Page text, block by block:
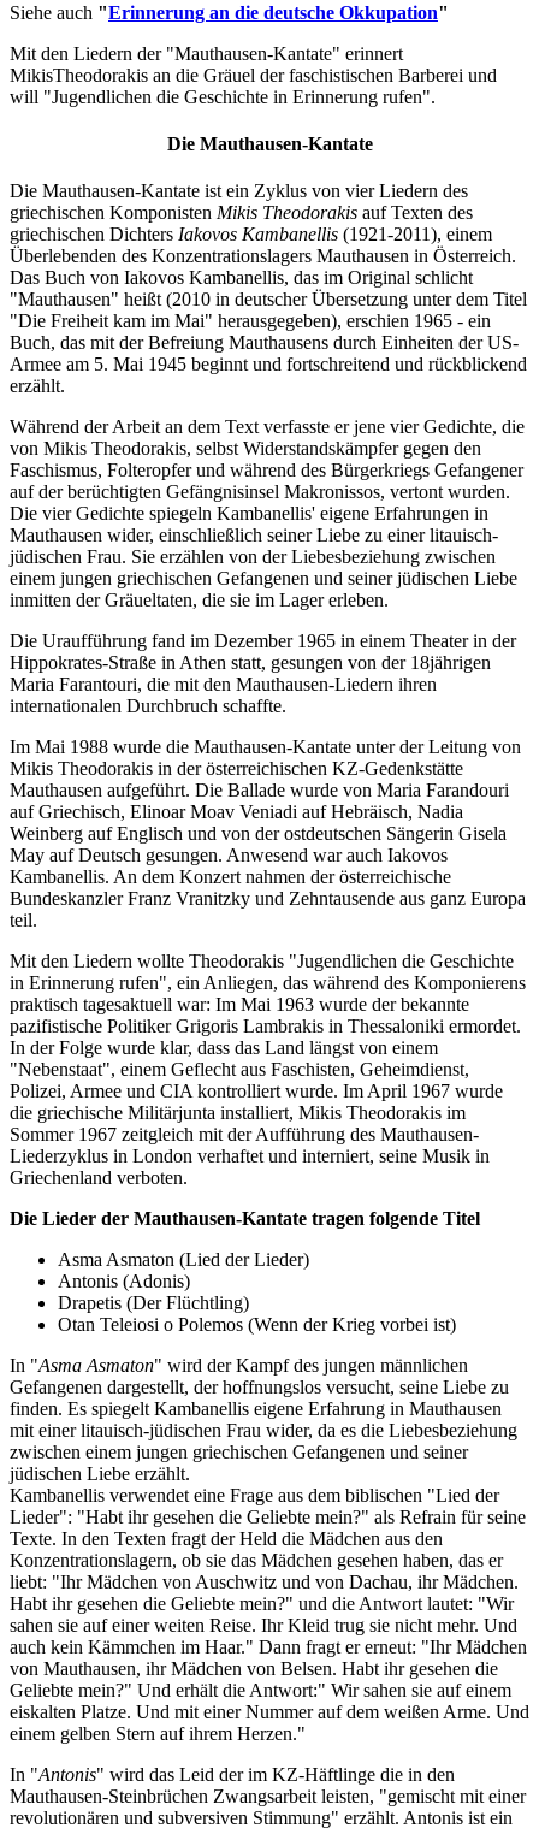
Siehe auch "Erinnerung an die deutsche Okkupation"
Mit den Liedern der "Mauthausen-Kantate" erinnert
MikisTheodorakis an die Gräuel der faschistischen Barberei und
will "Jugendlichen die Geschichte in Erinnerung rufen".
Die Mauthausen-Kantate
Die Mauthausen-Kantate ist ein Zyklus von vier Liedern des
griechischen Komponisten Mikis Theodorakis auf Texten des
griechischen Dichters Iakovos Kambanellis (1921-2011), einem
Überlebenden des Konzentrationslagers Mauthausen in Österreich.
Das Buch von Iakovos Kambanellis, das im Original schlicht
"Mauthausen" heißt (2010 in deutscher Übersetzung unter dem Titel
"Die Freiheit kam im Mai" herausgegeben), erschien 1965 - ein
Buch, das mit der Befreiung Mauthausens durch Einheiten der US-
Armee am 5. Mai 1945 beginnt und fortschreitend und rückblickend
erzählt.
Während der Arbeit an dem Text verfasste er jene vier Gedichte, die
von Mikis Theodorakis, selbst Widerstandskämpfer gegen den
Faschismus, Folteropfer und während des Bürgerkriegs Gefangener
auf der berüchtigten Gefängnisinsel Makronissos, vertont wurden.
Die vier Gedichte spiegeln Kambanellis' eigene Erfahrungen in
Mauthausen wider, einschließlich seiner Liebe zu einer litauisch-
jüdischen Frau. Sie erzählen von der Liebesbeziehung zwischen
einem jungen griechischen Gefangenen und seiner jüdischen Liebe
inmitten der Gräueltaten, die sie im Lager erleben.
Die Uraufführung fand im Dezember 1965 in einem Theater in der
Hippokrates-Straße in Athen statt, gesungen von der 18jährigen
Maria Farantouri, die mit den Mauthausen-Liedern ihren
internationalen Durchbruch schaffte.
Im Mai 1988 wurde die Mauthausen-Kantate unter der Leitung von
Mikis Theodorakis in der österreichischen KZ-Gedenkstätte
Mauthausen aufgeführt. Die Ballade wurde von Maria Farandouri
auf Griechisch, Elinoar Moav Veniadi auf Hebräisch, Nadia
Weinberg auf Englisch und von der ostdeutschen Sängerin Gisela
May auf Deutsch gesungen. Anwesend war auch Iakovos
Kambanellis. An dem Konzert nahmen der österreichische
Bundeskanzler Franz Vranitzky und Zehntausende aus ganz Europa
teil.
Mit den Liedern wollte Theodorakis "Jugendlichen die Geschichte
in Erinnerung rufen", ein Anliegen, das während des Komponierens
praktisch tagesaktuell war: Im Mai 1963 wurde der bekannte
pazifistische Politiker Grigoris Lambrakis in Thessaloniki ermordet.
In der Folge wurde klar, dass das Land längst von einem
"Nebenstaat", einem Geflecht aus Faschisten, Geheimdienst,
Polizei, Armee und CIA kontrolliert wurde. Im April 1967 wurde
die griechische Militärjunta installiert, Mikis Theodorakis im
Sommer 1967 zeitgleich mit der Aufführung des Mauthausen-
Liederzyklus in London verhaftet und interniert, seine Musik in
Griechenland verboten.
Die Lieder der Mauthausen-Kantate tragen folgende Titel
Asma Asmaton (Lied der Lieder)
Antonis (Adonis)
Drapetis (Der Flüchtling)
Otan Teleiosi o Polemos (Wenn der Krieg vorbei ist)
In "Asma Asmaton" wird der Kampf des jungen männlichen
Gefangenen dargestellt, der hoffnungslos versucht, seine Liebe zu
finden. Es spiegelt Kambanellis eigene Erfahrung in Mauthausen
mit einer litauisch-jüdischen Frau wider, da es die Liebesbeziehung
zwischen einem jungen griechischen Gefangenen und seiner
jüdischen Liebe erzählt.
Kambanellis verwendet eine Frage aus dem biblischen "Lied der
Lieder": "Habt ihr gesehen die Geliebte mein?" als Refrain für seine
Texte. In den Texten fragt der Held die Mädchen aus den
Konzentrationslagern, ob sie das Mädchen gesehen haben, das er
liebt: "Ihr Mädchen von Auschwitz und von Dachau, ihr Mädchen.
Habt ihr gesehen die Geliebte mein?" und die Antwort lautet: "Wir
sahen sie auf einer weiten Reise. Ihr Kleid trug sie nicht mehr. Und
auch kein Kämmchen im Haar." Dann fragt er erneut: "Ihr Mädchen
von Mauthausen, ihr Mädchen von Belsen. Habt ihr gesehen die
Geliebte mein?" Und erhält die Antwort:" Wir sahen sie auf einem
eiskalten Platze. Und mit einer Nummer auf dem weißen Arme. Und
einem gelben Stern auf ihrem Herzen."
In "Antonis" wird das Leid der im KZ-Häftlinge die in den
Mauthausen-Steinbrüchen Zwangsarbeit leisten, "gemischt mit einer
revolutionären und subversiven Stimmung" erzählt. Antonis ist ein